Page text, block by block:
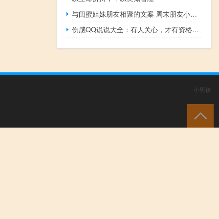
与闺蜜姐妹朋友相聚的文案 周末朋友小聚的说说句子
伤感QQ说说大全：有人关心，才有资格下落不明
小男孩